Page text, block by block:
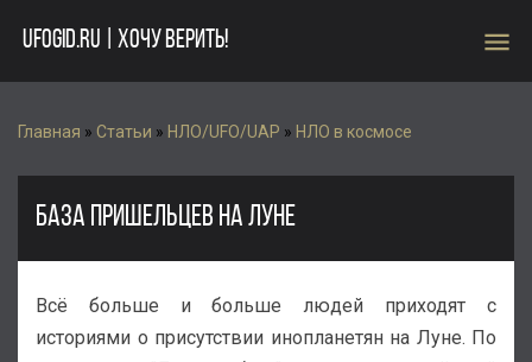
UFOGID.RU | ХОЧУ ВЕРИТЬ! menu
Главная » Статьи » НЛО/UFO/UAP » НЛО в космосе
БАЗА ПРИШЕЛЬЦЕВ НА ЛУНЕ
Всё больше и больше людей приходят с
историями о присутствии инопланетян на Луне. По